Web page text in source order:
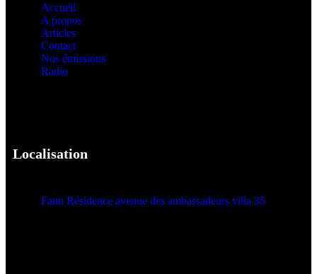
Accueil
A propos
Articles
Contact
Nos émissions
Radio
Localisation
Fann Résidence avenue des ambassadeurs villa 35